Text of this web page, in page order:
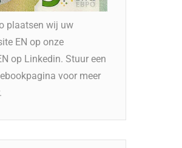
plaatsen wij uw
EN op onze
op Linkedin. Stuur een
voor meer